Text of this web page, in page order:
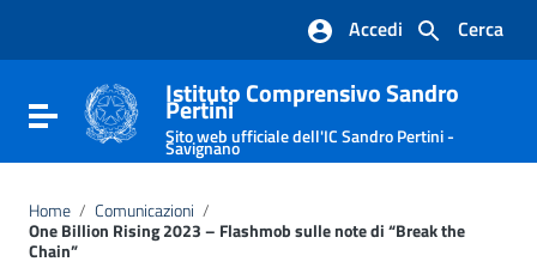
Vai al footer
Cerca
Accedi
Attiva / disattiva la navigazione
Istituto Comprensivo Sandro
Pertini
Sito web ufficiale dell'IC Sandro Pertini -
Savignano
Home / Comunicazioni /
One Billion Rising 2023 – Flashmob sulle note di “Break the
Chain”